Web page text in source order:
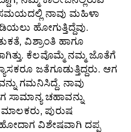
ನಾವು ಮಹಿಳಾ
ಹೋಗುತ್ತಿದ್ದೆವು.
ವಿಶ್ರಾಂತಿ ಹಾಗೂ
ಕೆಲವೊಮ್ಮೆ ನಮ್ಮ ಜೊತೆಗೆ
ಜತೆಗೂಡುತ್ತಿದ್ದರು. ಆಗ
ಗಮನಿಸಿದ್ದೆ. ನಾವು
ಚಹಾವನ್ನು
ಮಾಲಕರು, ಪುರುಷ
ವಿಶೇಷವಾಗಿ ದಪ್ಪ